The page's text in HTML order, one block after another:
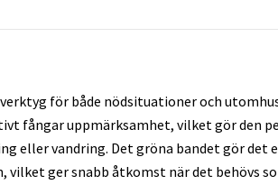
för både nödsituationer och
fångar uppmärksamhet, vilket gör den
eller vandring. Det gröna bandet gör det
ger snabb åtkomst när det behövs